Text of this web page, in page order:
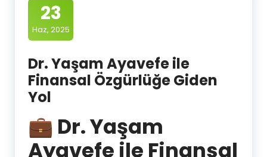
23
Haz, 2025
Dr. Yaşam Ayavefe ile
Finansal Özgürlüğe Giden
Yol
💼 Dr. Yaşam
Ayavefe ile Finansal